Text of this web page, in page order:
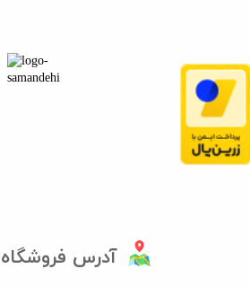
آدرس فروشگاه